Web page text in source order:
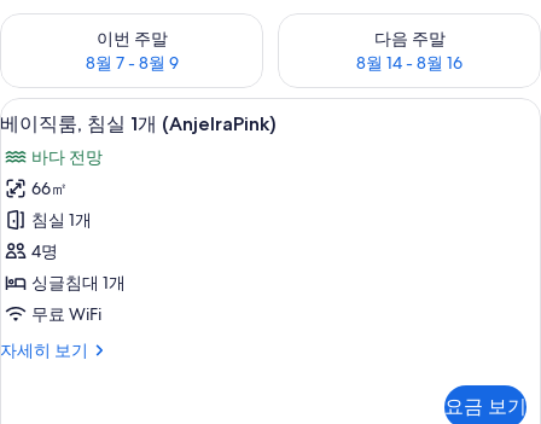
이번 주말
8월 7 - 8월 9
이번 주말 예약 가능 여부 확인, 8월 7 - 8월 9
다음 주말
8월 14 - 8월 16
다음 주말 예약 가능 여부 확인,
베
이
직
룸,
침
실
1
개
(AnjelraPink)
베이직룸, 침실 1개 (AnjelraPink) | 외관
17
베이직룸, 침실 1개 (AnjelraPink)
바다 전망
66㎡
침실 1개
4명
싱글침대 1개
무료 WiFi
자세히 보기
베
요금 보기